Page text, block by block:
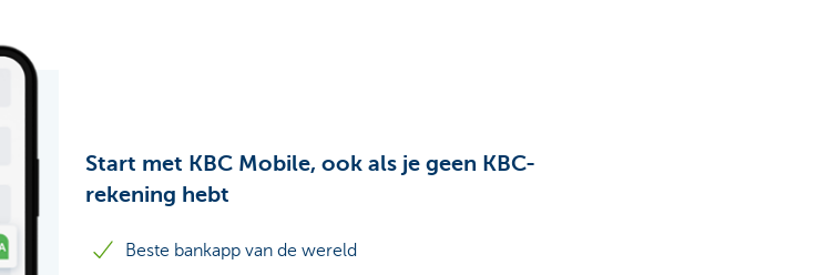
Start met KBC Mobile, ook als je geen KBC-
rekening hebt
Beste bankapp van de wereld